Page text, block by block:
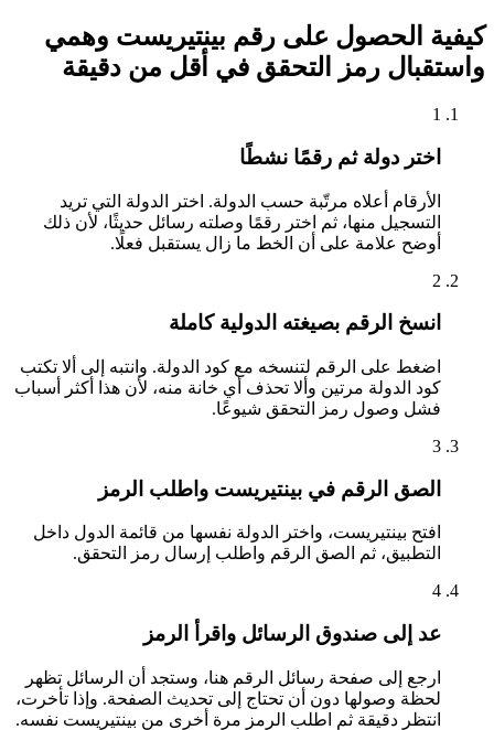
كيفية الحصول على رقم بينتيريست وهمي
واستقبال رمز التحقق في أقل من دقيقة
1
اختر دولة ثم رقمًا نشطًا
الأرقام أعلاه مرتّبة حسب الدولة. اختر الدولة التي تريد
التسجيل منها، ثم اختر رقمًا وصلته رسائل حديثًا، لأن ذلك
أوضح علامة على أن الخط ما زال يستقبل فعلًا.
2
انسخ الرقم بصيغته الدولية كاملة
اضغط على الرقم لتنسخه مع كود الدولة. وانتبه إلى ألا تكتب
كود الدولة مرتين وألا تحذف أي خانة منه، لأن هذا أكثر أسباب
فشل وصول رمز التحقق شيوعًا.
3
الصق الرقم في بينتيريست واطلب الرمز
افتح بينتيريست، واختر الدولة نفسها من قائمة الدول داخل
التطبيق، ثم الصق الرقم واطلب إرسال رمز التحقق.
4
عد إلى صندوق الرسائل واقرأ الرمز
ارجع إلى صفحة رسائل الرقم هنا، وستجد أن الرسائل تظهر
لحظة وصولها دون أن تحتاج إلى تحديث الصفحة. وإذا تأخرت،
انتظر دقيقة ثم اطلب الرمز مرة أخرى من بينتيريست نفسه.